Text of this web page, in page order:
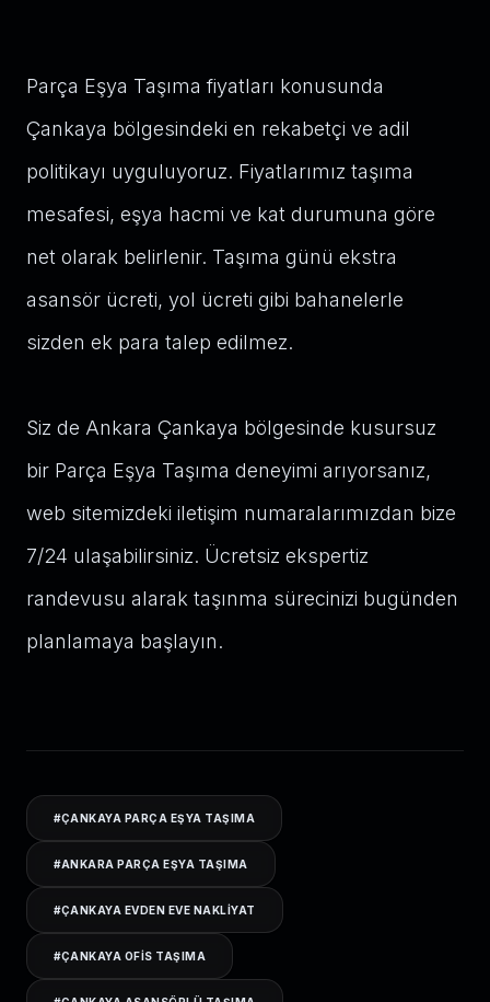
Parça Eşya Taşıma fiyatları konusunda
Çankaya bölgesindeki en rekabetçi ve adil
politikayı uyguluyoruz. Fiyatlarımız taşıma
mesafesi, eşya hacmi ve kat durumuna göre
net olarak belirlenir. Taşıma günü ekstra
asansör ücreti, yol ücreti gibi bahanelerle
sizden ek para talep edilmez.
Siz de Ankara Çankaya bölgesinde kusursuz
bir Parça Eşya Taşıma deneyimi arıyorsanız,
web sitemizdeki iletişim numaralarımızdan bize
7/24 ulaşabilirsiniz. Ücretsiz ekspertiz
randevusu alarak taşınma sürecinizi bugünden
planlamaya başlayın.
#ÇANKAYA PARÇA EŞYA TAŞIMA
#ANKARA PARÇA EŞYA TAŞIMA
#ÇANKAYA EVDEN EVE NAKLIYAT
#ÇANKAYA OFIS TAŞIMA